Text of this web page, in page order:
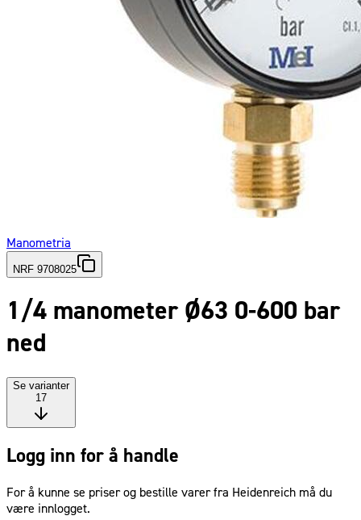
Manometria
NRF 9708025
1/4 manometer Ø63 0-600 bar
ned
Se varianter
17
Logg inn for å handle
For å kunne se priser og bestille varer fra Heidenreich må du
være innlogget.